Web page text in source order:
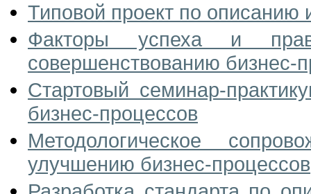
Типовой проект по
Факторы успеха и
совершенствованию бизнес-
Стартовый семинар-
бизнес-процессов
Методологическое
улучшению бизнес-процессов